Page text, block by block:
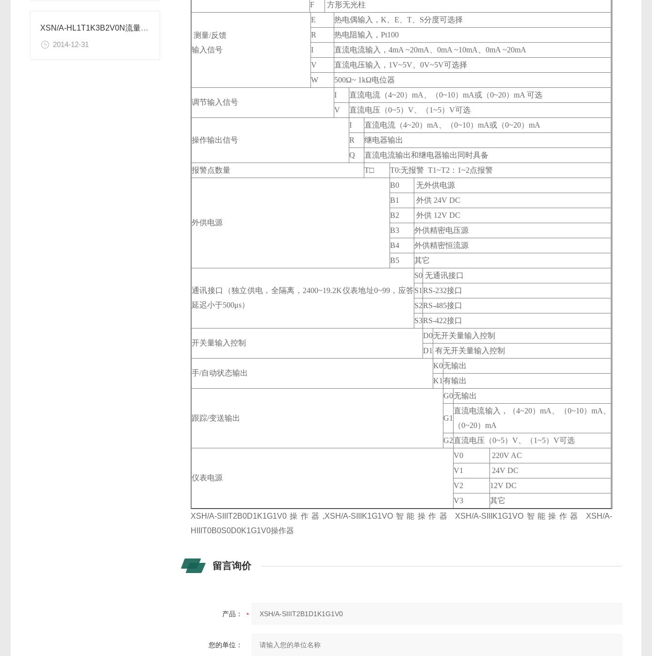
XSN/A-HL1T1K3B2V0N流量控制仪表使用设置
2014-12-31
F
方形无光柱
测量/反馈
输入信号
E
热电偶输入，K、E、T、S分度可选择
R
热电阻输入，Pt100
I
直流电流输入，4mA ~20mA、0mA ~10mA、0mA ~20mA
V
直流电压输入，1V~5V、0V~5V可选择
W
500Ω~ 1kΩ电位器
调节输入信号
I
直流电流（4~20）mA、（0~10）mA或（0~20）mA 可选
V
直流电压（0~5）V、（1~5）V可选
操作输出信号
I
直流电流（4~20）mA、（0~10）mA或（0~20）mA
R
继电器输出
Q
直流电流输出和继电器输出同时具备
报警点数量
T□ T0:无报警 T1~T2：1~2点报警
外供电源
B0
无外供电源
B1
外供 24V DC
B2
外供 12V DC
B3
外供精密电压源
B4
外供精密恒流源
B5
其它
通讯接口（独立供电，全隔离，2400~19.2K仪表地址0~99，应答
延迟小于500μs）
S0 无通讯接口
S1 RS-232接口
S2RS-485接口
S3RS-422接口
开关量输入控制
D0无开关量输入控制
D1 有无开关量输入控制
手/自动状态输出
K0无输出
K1 有输出
跟踪/变送输出
G0无输出
G1
直流电流输入，（4~20）mA、（0~10）mA、
（0~20）mA
G2直流电压（0~5）V、（1~5）V可选
仪表电源
V0
220V AC
V1
24V DC
V2
12V DC
V3
其它
XSH/A-SIIIT2B0D1K1G1V0操作器,XSH/A-SIIIK1G1VO智能操作器 XSH/A-SIIIK1G1VO智能操作器 XSH/A-
HIIIT0B0S0D0K1G1V0操作器
留言询价
产品：
您的单位：